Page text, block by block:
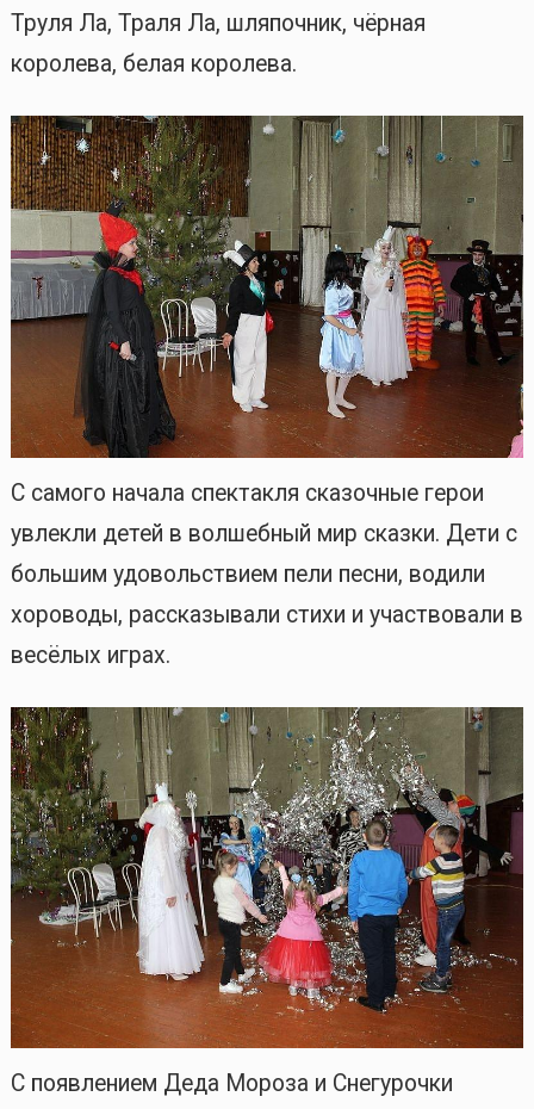
Труля Ла, Траля Ла, шляпочник, чёрная
королева, белая королева.
С самого начала спектакля сказочные герои
увлекли детей в волшебный мир сказки. Дети с
большим удовольствием пели песни, водили
хороводы, рассказывали стихи и участвовали в
весёлых играх.
С появлением Деда Мороза и Снегурочки